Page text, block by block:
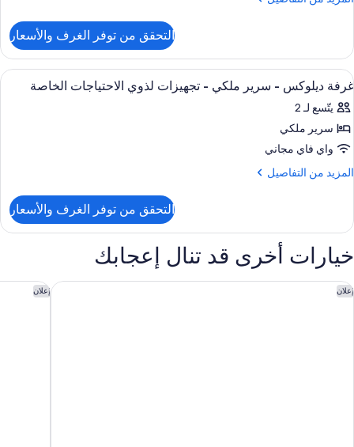
جناح
ملكي
(Silver)
التحقق من توفر الغرف والأسعار
استعراض
جميع
صور
غرفة
ديلوكس
-
-
لذوي
الاحتياجات
الخاصة
أغطية فراش متميزة وميني بار وخزنة
3
غرفة ديلوكس - سرير ملكي - تجهيزات لذوي الاحتياجات الخاصة
يتّسع لـ 2
سرير ملكي
واي فاي مجاني
المزيد من التفاصيل
المزيد
غرفة
ديلوكس
-
سرير
ملكي
-
التحقق من توفر الغرف والأسعار
خيارات أخرى قد تنال إعجابك
إعلان
فندق سوفيتيل كورنيش الخبر إعلان
فندق